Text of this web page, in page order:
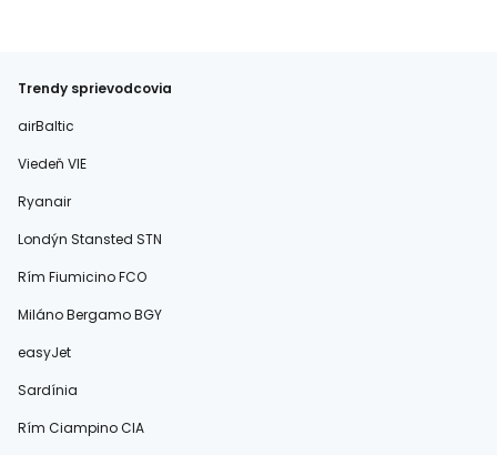
Trendy sprievodcovia
airBaltic
Viedeň VIE
Ryanair
Londýn Stansted STN
Rím Fiumicino FCO
Miláno Bergamo BGY
easyJet
Sardínia
Rím Ciampino CIA